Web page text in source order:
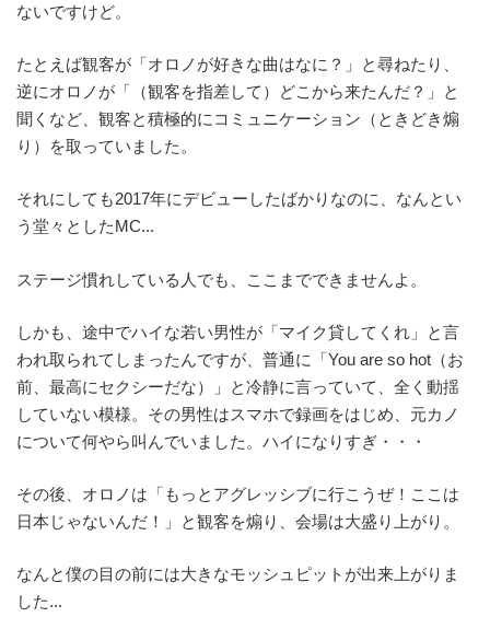
ないですけど。
たとえば観客が「オロノが好きな曲はなに？」と尋ねたり、
逆にオロノが「（観客を指差して）どこから来たんだ？」と
聞くなど、観客と積極的にコミュニケーション（ときどき煽
り）を取っていました。
それにしても2017年にデビューしたばかりなのに、なんとい
う堂々としたMC...
ステージ慣れしている人でも、ここまでできませんよ。
しかも、途中でハイな若い男性が「マイク貸してくれ」と言
われ取られてしまったんですが、普通に「You are so hot（お
前、最高にセクシーだな）」と冷静に言っていて、全く動揺
していない模様。その男性はスマホで録画をはじめ、元カノ
について何やら叫んでいました。ハイになりすぎ・・・
その後、オロノは「もっとアグレッシブに行こうぜ！ここは
日本じゃないんだ！」と観客を煽り、会場は大盛り上がり。
なんと僕の目の前には大きなモッシュピットが出来上がりま
した...